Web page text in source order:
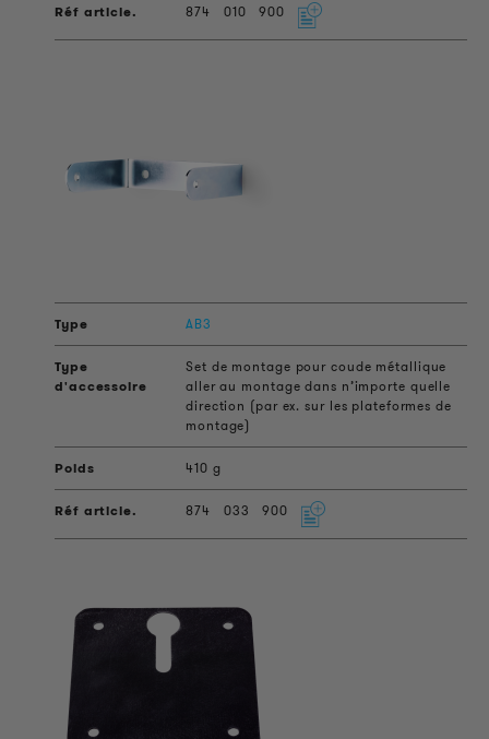
874 010 900
AB3
Set de montage pour coude métallique
aller au montage dans n’importe quelle
direction (par ex. sur les plateformes de
montage)
410 g
874 033 900